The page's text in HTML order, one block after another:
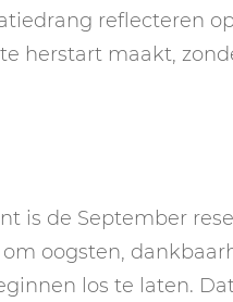
reflecteren
herstart maakt,
is de September
oogsten,
los te laten.